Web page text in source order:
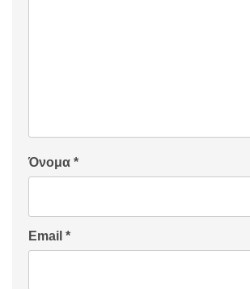
Όνομα *
Email *